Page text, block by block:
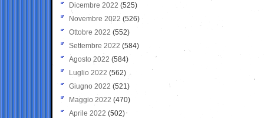
Dicembre 2022 (525)
Novembre 2022 (526)
Ottobre 2022 (552)
Settembre 2022 (584)
Agosto 2022 (584)
Luglio 2022 (562)
Giugno 2022 (521)
Maggio 2022 (470)
Aprile 2022 (502)